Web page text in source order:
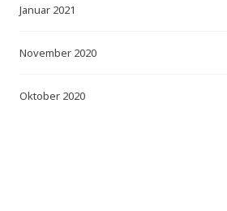
Januar 2021
November 2020
Oktober 2020